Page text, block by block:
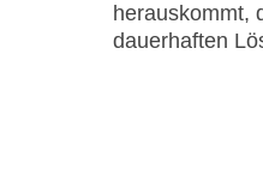
herauskommt,
dauerhaften